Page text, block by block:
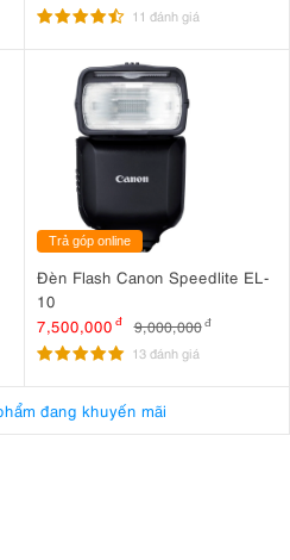
11 đánh giá
Trả góp online
Đèn Flash Canon Speedlite EL-
10
7,500,000 đ 9,000,000 đ
13 đánh giá
đang khuyến mãi